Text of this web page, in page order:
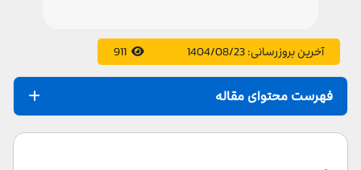
آخرین بروزرسانی:1404/08/23
فهرست محتوای مقاله
چرا باید از بازارهای شبانه بانکوک بازدید کنیم؟